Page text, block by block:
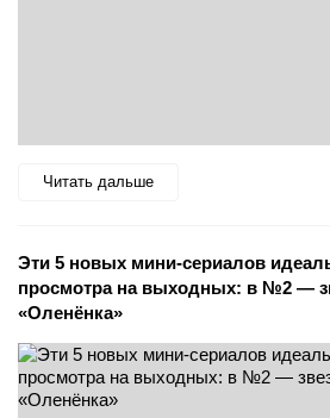
Читать дальше
Эти 5 новых мини-сериалов
просмотра на выходных: в №2 —
«Оленёнка»